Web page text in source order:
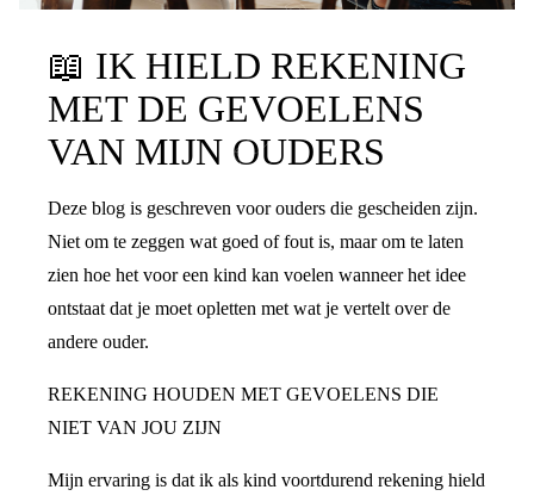
📖 IK HIELD REKENING
MET DE GEVOELENS
VAN MIJN OUDERS
Deze blog is geschreven voor ouders die gescheiden zijn.
Niet om te zeggen wat goed of fout is, maar om te laten
zien hoe het voor een kind kan voelen wanneer het idee
ontstaat dat je moet opletten met wat je vertelt over de
andere ouder.
REKENING HOUDEN MET GEVOELENS DIE
NIET VAN JOU ZIJN
Mijn ervaring is dat ik als kind voortdurend rekening hield